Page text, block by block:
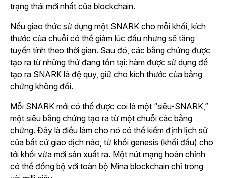
trạng thái mới nhất của blockchain.
Nếu giao thức sử dụng một SNARK cho mỗi khối, kích
thước của chuỗi có thể giảm lúc đầu nhưng sẽ tăng
tuyến tính theo thời gian. Sau đó, các bằng chứng được
tạo ra từ những thứ đang tồn tại: hàm được sử dụng để
tạo ra SNARK là đệ quy, giữ cho kích thước của bằng
chứng không đổi.
Mỗi SNARK mới có thể được coi là một “siêu-SNARK,”
một siêu bằng chứng tạo ra từ một chuỗi các bằng
chứng. Đây là điều làm cho nó có thể kiểm định lịch sử
của bất cứ giao dịch nào, từ khối genesis (khối đầu) cho
tới khối vừa mới sản xuất ra. Một nút mạng hoàn chỉnh
có thể đồng bộ với toàn bộ Mina blockchain chỉ trong